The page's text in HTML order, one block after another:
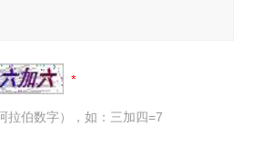
拉伯数字），如：三加四=7